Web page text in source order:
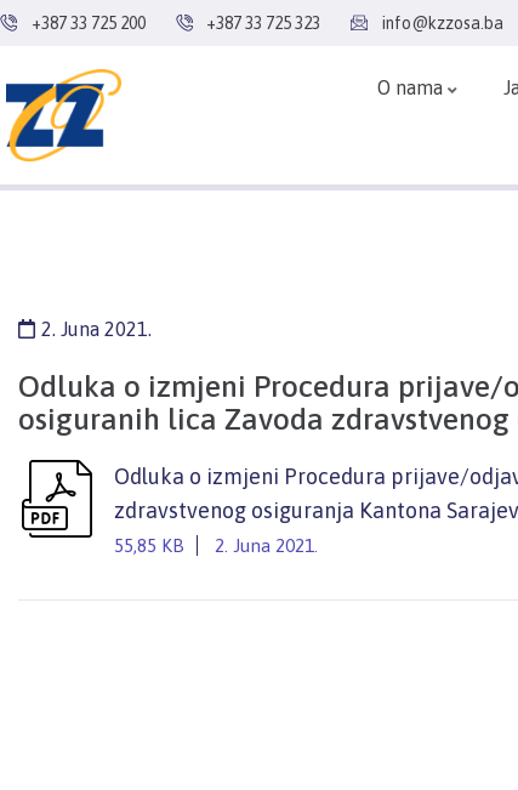
+387 33 725 200 +387 33 725 323 info@kzzosa.ba
O nama
2. Juna 2021.
Odluka o izmjeni Procedura
osiguranih lica Zavoda
Odluka o izmjeni Procedura prijave/
zdravstvenog osiguranja Kantona
55,85 KB 2. Juna 2021.